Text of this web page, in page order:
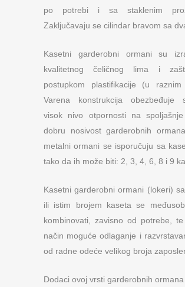
po potrebi i sa staklenim
Zaključavaju se cilindar bravom sa
Kasetni garderobni ormani su
kvalitetnog čeličnog lima i
postupkom plastifikacije (u raznim
Varena konstrukcija obezbeđuje
visok nivo otpornosti na
dobru nosivost garderobnih
metalni ormani se isporučuju sa
tako da ih može biti: 2, 3, 4, 6, 8 i 9
Kasetni garderobni ormani (lokeri)
ili istim brojem kaseta se
kombinovati, zavisno od potrebe,
način moguće odlaganje i
od radne odeće velikog broja
Dodaci ovoj vrsti garderobnih ormana